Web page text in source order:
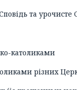
та урочисте
католиками
різних